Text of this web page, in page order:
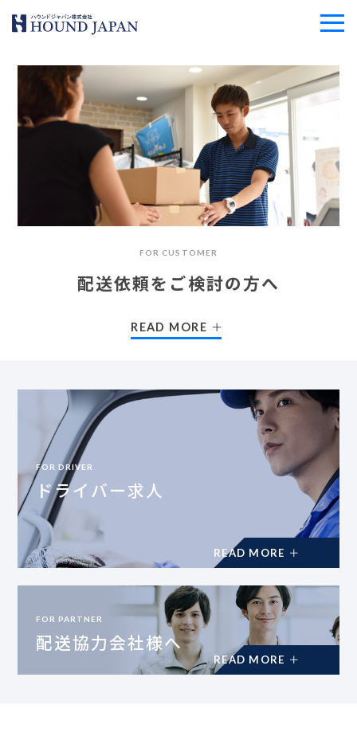
FOR CUSTOMER
配送依頼をご検討の方へ
READ MORE
FOR DRIVER
ドライバー求人
FOR PARTNER
配送協力会社様へ